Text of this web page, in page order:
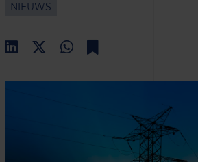
NIEUWS